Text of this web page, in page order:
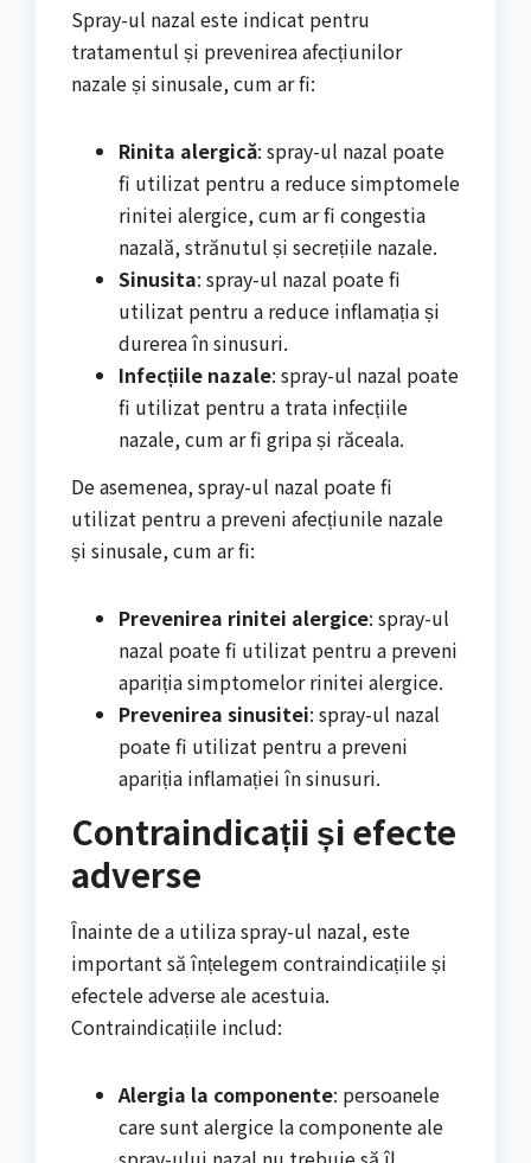
Spray-ul nazal este indicat pentru
tratamentul și prevenirea afecțiunilor
nazale și sinusale, cum ar fi:
Rinita alergică: spray-ul nazal poate
fi utilizat pentru a reduce simptomele
rinitei alergice, cum ar fi congestia
nazală, strănutul și secrețiile nazale.
Sinusita: spray-ul nazal poate fi
utilizat pentru a reduce inflamația și
durerea în sinusuri.
Infecțiile nazale: spray-ul nazal poate
fi utilizat pentru a trata infecțiile
nazale, cum ar fi gripa și răceala.
De asemenea, spray-ul nazal poate fi
utilizat pentru a preveni afecțiunile nazale
și sinusale, cum ar fi:
Prevenirea rinitei alergice: spray-ul
nazal poate fi utilizat pentru a preveni
apariția simptomelor rinitei alergice.
Prevenirea sinusitei: spray-ul nazal
poate fi utilizat pentru a preveni
apariția inflamației în sinusuri.
Contraindicații și efecte
adverse
Înainte de a utiliza spray-ul nazal, este
important să înțelegem contraindicațiile și
efectele adverse ale acestuia.
Contraindicațiile includ:
Alergia la componente: persoanele
care sunt alergice la componente ale